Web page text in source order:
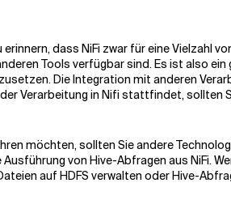
dass NiFi zwar für eine Vielzahl
Tools verfügbar sind. Es ist also
Die Integration mit anderen
Verarbeitung in Nifi stattfindet, sollten
möchten, sollten Sie andere
von Hive-Abfragen aus NiFi.
auf HDFS verwalten oder Hive-